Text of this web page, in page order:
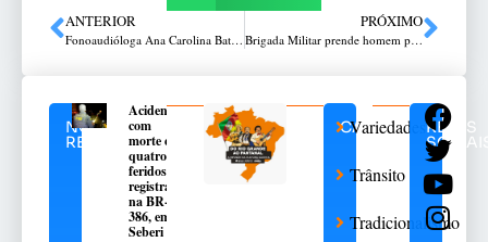
ANTERIOR
Fonoaudióloga Ana Carolina Battezini, do HC, orienta sobre o distúrbio alimentar pediátrico
PRÓXIMO
Brigada Militar prende homem por tráfico de drogas em Passo Fundo
NOTÍCIAS
RELACIONADAS
Acidente
com
morte e
quatro
feridos é
registrado
na BR-
386, em
Seberi
CATEGORIAS
Variedades
Trânsito
Tradicionalismo
REDES